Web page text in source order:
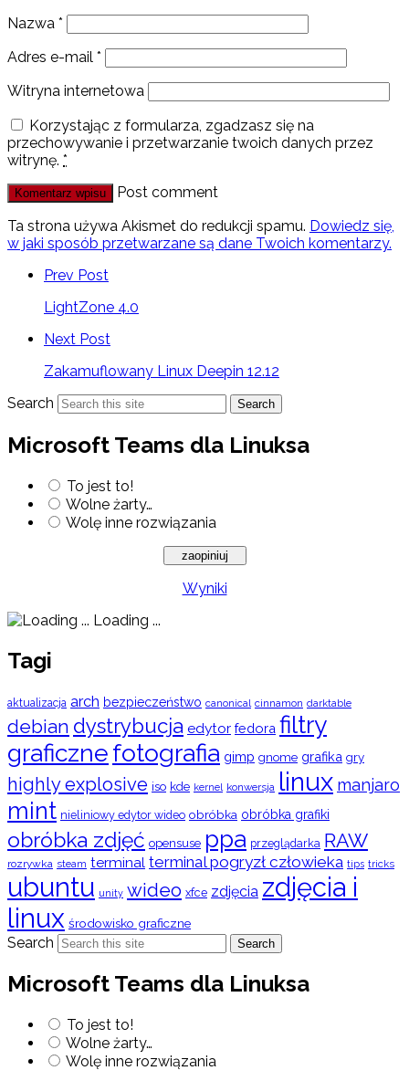
Nazwa *
Adres e-mail *
Witryna internetowa
Korzystając z formularza, zgadzasz się na
przechowywanie i przetwarzanie twoich danych przez
witrynę. *
Post comment
Ta strona używa Akismet do redukcji spamu. Dowiedz się,
w jaki sposób przetwarzane są dane Twoich komentarzy.
Prev Post
LightZone 4.0
Next Post
Zakamuflowany Linux Deepin 12.12
Search
Search
Microsoft Teams dla Linuksa
To jest to!
Wolne żarty…
Wolę inne rozwiązania
Wyniki
Loading ...
Tagi
aktualizacja arch bezpieczeństwo canonical cinnamon darktable
debian dystrybucja edytor fedora filtry
graficznefotografia gimp gnome grafika gry
highly explosive iso kde kernel konwersja linux manjaro
mint nieliniowy edytor wideo obróbka obróbka grafiki
obróbka zdjęć opensuse ppa przeglądarka RAW
rozrywka steam terminal terminal pogryzł człowieka tips tricks
ubuntu unity wideo xfce zdjęcia zdjęcia i
linux środowisko graficzne
Search Search
Microsoft Teams dla Linuksa
To jest to!
Wolne żarty…
Wolę inne rozwiązania